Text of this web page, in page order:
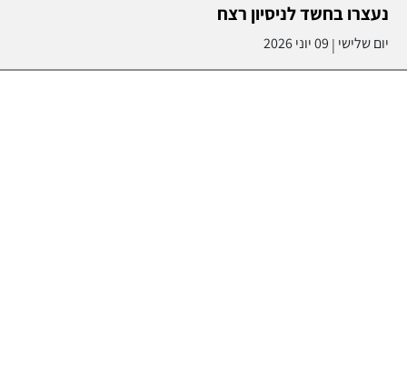
נעצרו בחשד לניסיון רצח
יום שלישי | 09 יוני 2026